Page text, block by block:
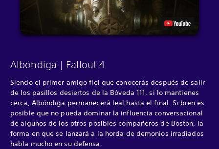
Albóndiga | Fallout 4
Siendo el primer amigo fiel que conocerás después de salir
de los pasillos desiertos de la Bóveda 111, si lo mantienes
cerca, Albóndiga permanecerá leal hasta el final. Si bien es
posible que no pueda dominar la influencia conversacional
de algunos de los otros posibles compañeros de Boston, la
forma en que se lanzará a la horda de demonios irradiados
habla mucho en su defensa.